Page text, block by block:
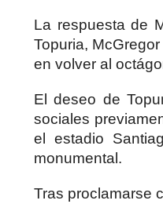
La respuesta de
Topuria,
en volver al
El deseo de
sociales
el estadio
monumental.
Tras proclamarse